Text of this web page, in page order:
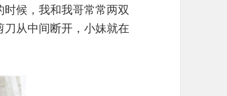
候，我和我哥常常两双
从中间断开，小妹就在